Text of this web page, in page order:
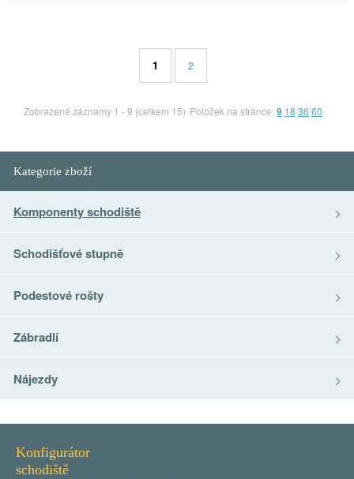
1 2
Položek na stránce:9 18 36 60
Zobrazené záznamy 1 - 9 (celkem 15)
Kategorie zboží
Komponenty schodiště
Schodišťové stupně
Podestové rošty
Zábradlí
Nájezdy
Konfigurátor
schodiště